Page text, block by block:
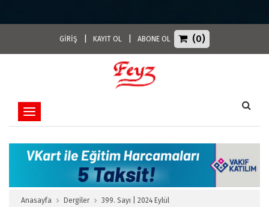
GİRİŞ KAYIT OL ABONE OL (0)
Toggle navigation
Anasayfa Dergiler
399. Sayı | 2024 Eylül